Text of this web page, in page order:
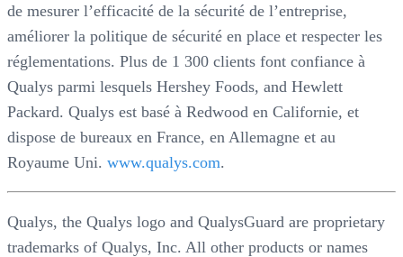
de mesurer l’efficacité de la sécurité de l’entreprise,
améliorer la politique de sécurité en place et respecter les
réglementations. Plus de 1 300 clients font confiance à
Qualys parmi lesquels Hershey Foods, and Hewlett
Packard. Qualys est basé à Redwood en Californie, et
dispose de bureaux en France, en Allemagne et au
Royaume Uni. www.qualys.com.
Qualys, the Qualys logo and QualysGuard are proprietary
trademarks of Qualys, Inc. All other products or names